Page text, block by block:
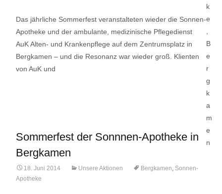
Das jährliche Sommerfest veranstalteten wieder die Sonnen-
Apotheke und der ambulante, medizinische Pflegedienst
AuK Alten- und Krankenpflege auf dem Zentrumsplatz in
Bergkamen – und die Resonanz war wieder groß. Klienten
von AuK und
Sommerfest der Sonnnen-Apotheke in
Bergkamen
18. Juni 2014 Unsere Aktionen Bergkamen, Sonnen-
Apotheke